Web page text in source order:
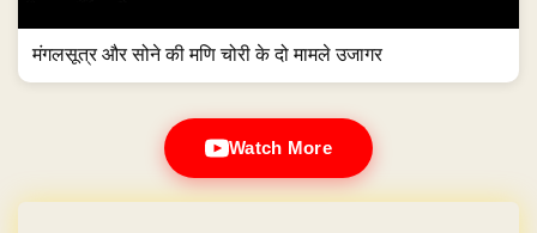
मंगलसूत्र और सोने की मणि चोरी के दो मामले उजागर
Watch More